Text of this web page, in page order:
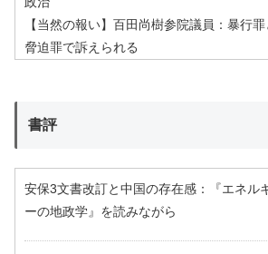
【当然の報い】百田尚樹参院議員：暴行罪
脅迫罪で訴えられる
書評
安保3文書改訂と中国の存在感：『エネル
ーの地政学』を読みながら